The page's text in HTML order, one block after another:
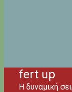
fert up
Η δυναμική